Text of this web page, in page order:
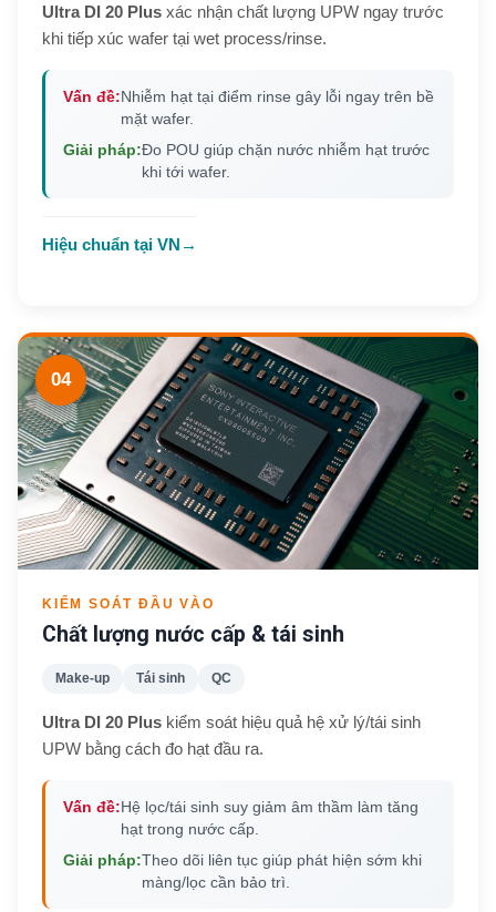
Ultra DI 20 Plus xác nhận chất lượng UPW ngay trước
khi tiếp xúc wafer tại wet process/rinse.
Vấn đề:Nhiễm hạt tại điểm rinse gây lỗi ngay trên bề
mặt wafer.
Giải pháp:Đo POU giúp chặn nước nhiễm hạt trước
khi tới wafer.
Hiệu chuẩn tại VN →
04
KIỂM SOÁT ĐẦU VÀO
Chất lượng nước cấp & tái sinh
Make-up Tái sinh QC
Ultra DI 20 Plus kiểm soát hiệu quả hệ xử lý/tái sinh
UPW bằng cách đo hạt đầu ra.
Vấn đề:Hệ lọc/tái sinh suy giảm âm thầm làm tăng
hạt trong nước cấp.
Giải pháp:Theo dõi liên tục giúp phát hiện sớm khi
màng/lọc cần bảo trì.